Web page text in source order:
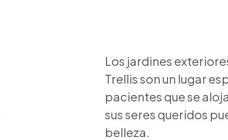
Los jardines
Trellis son un lugar
pacientes que se
sus seres queridos
belleza.